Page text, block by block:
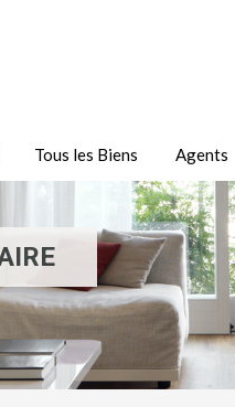
Tous les Biens Agents